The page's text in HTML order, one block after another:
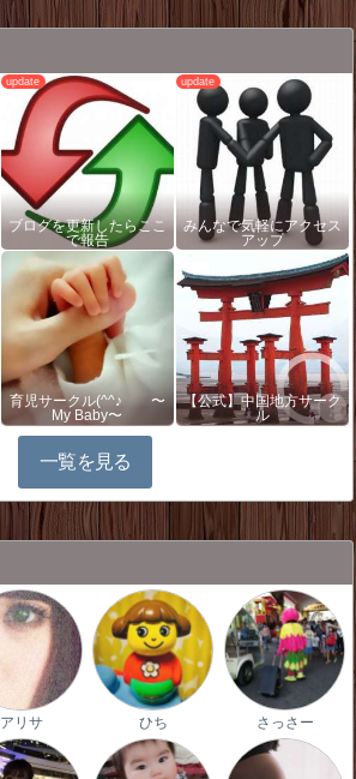
ブログを更新したらここ
で報告
みんなで気軽にアクセス
アップ
育児サークル(^^♪ 〜
My Baby〜
【公式】中国地方サーク
ル
一覧を見る
アリサ ひち さっさー